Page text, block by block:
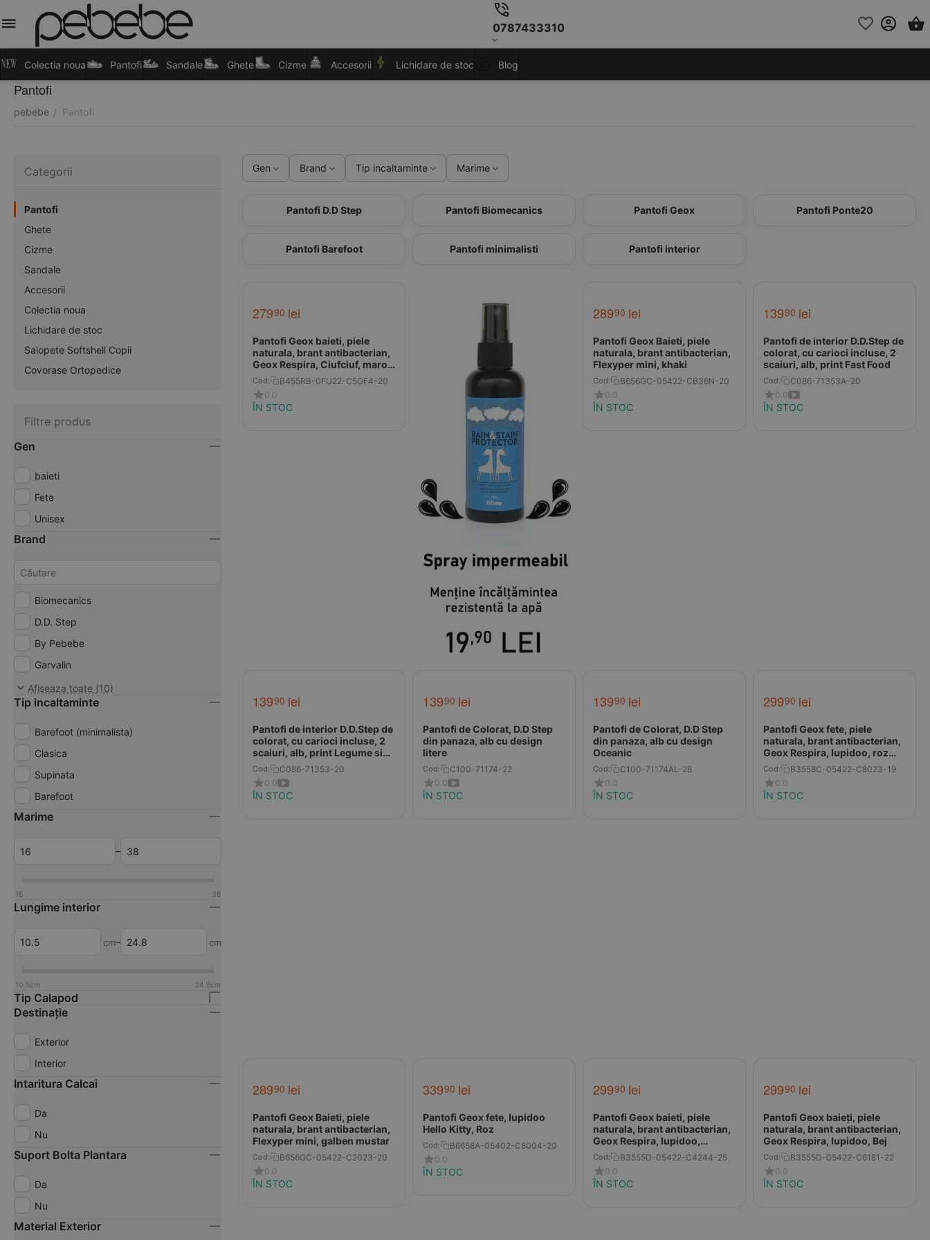
0787433310
Colectia noua Pantofi Sandale Ghete Cizme Accesorii Lichidare de stoc Blog
Pantofi
pebebe / Pantofi
Gen Brand Tip incaltaminte Marime
Pantofi D.D Step Pantofi Biomecanics Pantofi Geox Pantofi Ponte20
Pantofi Barefoot Pantofi minimalisti Pantofi interior
27990 lei
Pantofi Geox baieti, piele
naturala, brant antibacterian,
Geox Respira, Ciufciuf, maro,
bej
Cod:
B455RB-0FU22-C5GF4-20
0.0
ÎN STOC
28990 lei
Pantofi Geox Baieti, piele
naturala, brant antibacterian,
Flexyper mini, khaki
Cod:
B656GC-05422-CB36N-20
0.0
ÎN STOC
13990 lei
Pantofi de interior D.D.Step de
colorat, cu carioci incluse, 2
scaiuri, alb, print Fast Food
Cod:
C086-71353A-20
0.0
ÎN STOC
13990 lei
Pantofi de interior D.D.Step de
colorat, cu carioci incluse, 2
scaiuri, alb, print Legume si
fructe
Cod:
C086-71353-20
0.0
ÎN STOC
13990 lei
Pantofi de Colorat, D.D Step
din panaza, alb cu design
litere
Cod:
C100-71174-22
0.0
ÎN STOC
13990 lei
Pantofi de Colorat, D.D Step
din panaza, alb cu design
Oceanic
Cod:
C100-71174AL-28
0.0
ÎN STOC
29990 lei
Pantofi Geox fete, piele
naturala, brant antibacterian,
Geox Respira, Iupidoo, roz
prafuit
Cod:
B3558C-05422-C8023-19
0.0
ÎN STOC
28990 lei
Pantofi Geox Baieti, piele
naturala, brant antibacterian,
Flexyper mini, galben mustar
Cod:
B656GC-05422-C2023-20
0.0
ÎN STOC
33990 lei
Pantofi Geox fete, Iupidoo
Hello Kitty, Roz
Cod:
B6658A-05402-C8004-20
0.0
ÎN STOC
29990 lei
Pantofi Geox baieti, piele
naturala, brant antibacterian,
Geox Respira, Iupidoo,
bleumarin rosu
Cod:
B3555D-05422-C4244-25
0.0
ÎN STOC
29990 lei
Pantofi Geox baieți, piele
naturala, brant antibacterian,
Geox Respira, Iupidoo, Bej
Cod:
B3555D-05422-C6181-22
0.0
ÎN STOC
Сategorii
Pantofi
Ghete
Cizme
Sandale
Accesorii
Colectia noua
Lichidare de stoc
Salopete Softshell Copii
Covorase Ortopedice
Filtre produs
Gen
baieti
Fete
Unisex
Brand
Biomecanics
D.D. Step
By Pebebe
Garvalin
GEOX
Ponte20
Ariana Baby Shoes
Bar3foot
Babice
Liliputi
Afiseaza toate (10)
Tip incaltaminte
Barefoot (minimalista)
Clasica
Supinata
Barefoot
Marime
–
16 38
Lungime interior
cm– cm
10.5cm 24.8cm
Tip Calapod
Destinație
Exterior
Interior
Intaritura Calcai
Da
Nu
Suport Bolta Plantara
Da
Nu
Material Exterior